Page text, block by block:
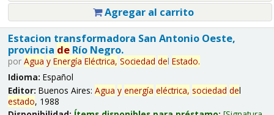
Agregar al carrito
Estacion transformadora San Antonio Oeste,
provincia deRío Negro.
por Agua y Energía Eléctrica, Sociedad del Estado.
Idioma: Español
Editor: Buenos Aires: Agua y energía eléctrica, sociedad del
estado, 1988